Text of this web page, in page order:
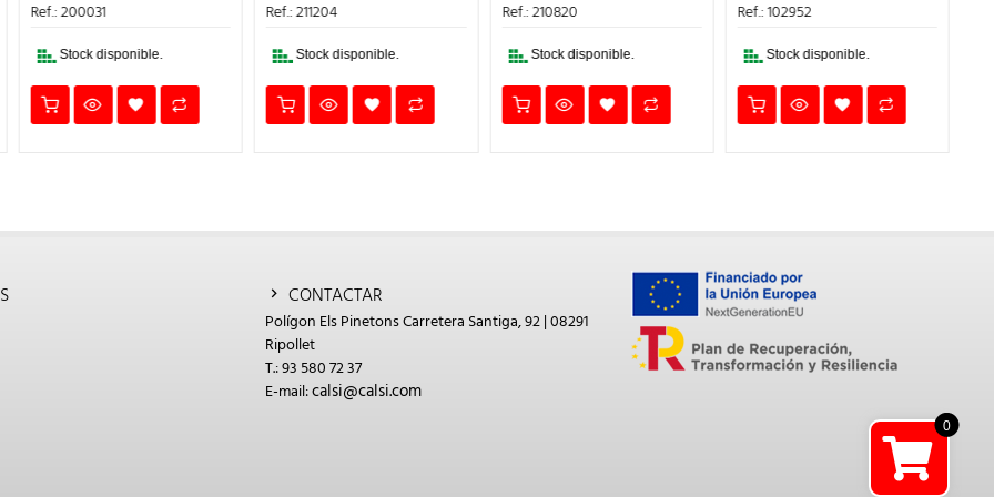
Ref.: 200031
Stock disponible.
Ref.: 211204
Stock disponible.
Ref.: 210820
Stock disponible.
ERA:
Ref.: 102952
Stock disponible.
CONTACTAR
Polígon Els Pinetons Carretera Santiga, 92 | 08291
Ripollet
T.: 93 580 72 37
E-mail:calsi@calsi.com
0